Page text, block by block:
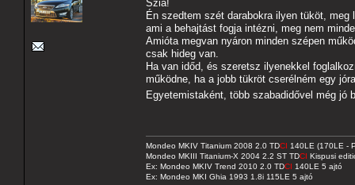
Szia!
Én szedtem szét darabokra ilyen tüköt,
ami a behajtást fogja intézni, meg nem
Amióta megvan nyáron minden szépen
csak hideg van.
Ha van időd, és szeretsz ilyenekkel
működne, ha a jobb tükröt cserélném egy
Egyetemistaként, több szabadidővel még
Mondeo MKIV Titanium 2008 2.0 TDCI 140LE (170LE -
Mondeo MKIII Titanium-X 2004 2.2 ST TDCI Kispusi
Ex: Mondeo MKIV Trend 2010 2.0 TDCI 140LE 5 ajtó
Ex: Mondeo MKI Ghia 1993 1.8i 115LE 5 ajtó